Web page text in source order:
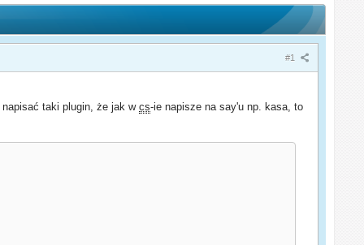
#1
taki plugin, że jak wcs-ie napisze na say'u np. kasa, to